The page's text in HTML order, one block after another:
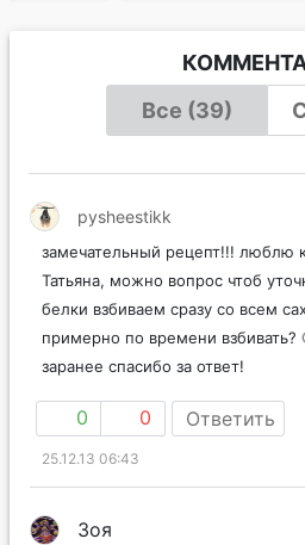
Все (39)
pysheestikk
замечательный рецепт!!! люблю
Татьяна, можно вопрос чтоб
белки взбиваем сразу со всем
примерно по времени взбивать?
заранее спасибо за ответ!
0 0 Ответить
25.12.13 06:43
Зоя